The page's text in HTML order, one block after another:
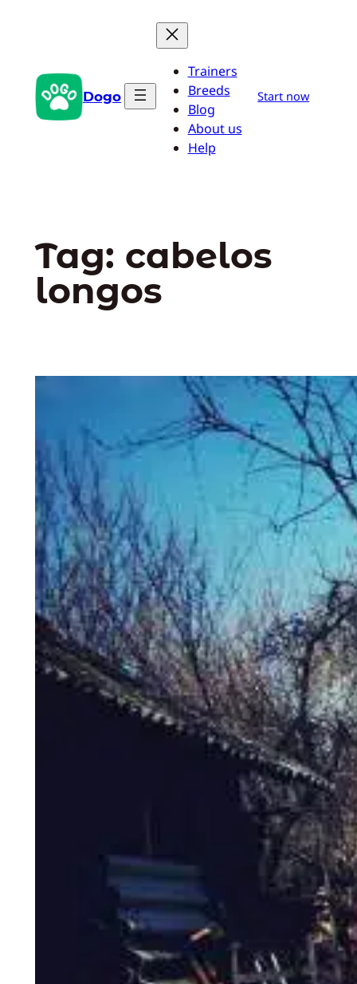
conteúdo Dogo
Trainers
Breeds
Blog
About us
Help
Start now
Tag: cabelos
longos